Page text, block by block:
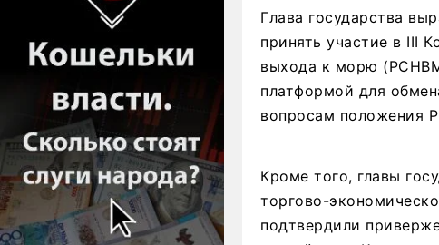
Глава государства
принять участие в III
выхода к морю
платформой для
вопросам положения
Кроме того, главы
торгово-
подтвердили